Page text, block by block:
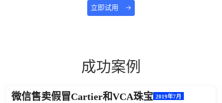
立即试用
成功案例
微信售卖假冒Cartier和VCA珠宝 2019年7月